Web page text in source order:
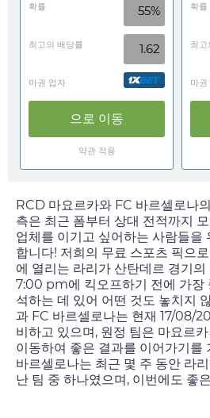
확률 55%
최고의 배당률 1.62
마권 업자
으로 이동
약관 적용
확률
최고
마권
RCD 마요르카와 FC 바르셀로나
측은 최근 폼부터 상대 전적까지
업체를 이기고 싶어하는 사람들을
합니다! 저희의 무료 스포츠 픽으
에 열리는 라리가 산탄데르 경기
7:00 pm에 킥오프하기 전에 가장
석하는 데 있어 어떤 것도 놓치지
과 FC 바르셀로나는 현재 17/08/
비하고 있으며, 원정 팀은 마요르
이동하여 좋은 결과를 이어가기를
바르셀로나는 최근 몇 주 동안 라
난 팀 중 하나였으며, 이번에도 좋